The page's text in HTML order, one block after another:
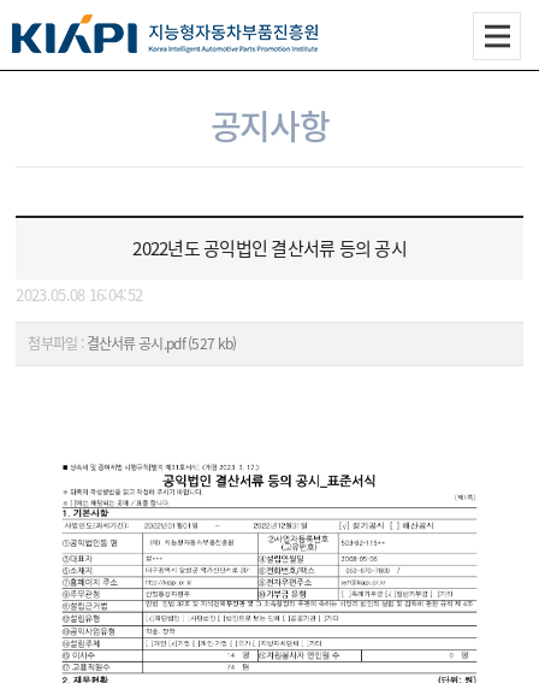
공지사항
2022년도 공익법인 결산서류 등의 공시
2023.05.08 16:04:52
첨부파일 : 결산서류 공시.pdf (527 kb)